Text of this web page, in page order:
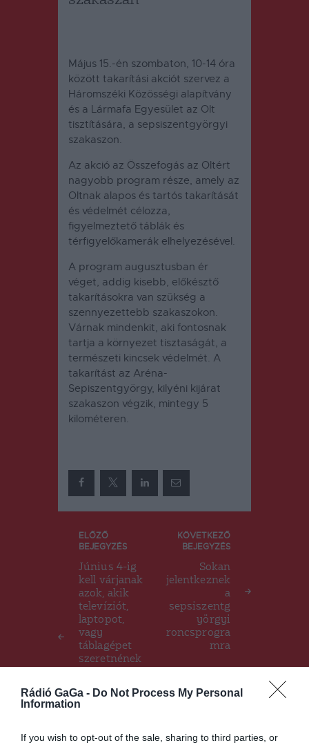
Rádió GaGa - Do Not Process My Personal
Information
If you wish to opt-out of the sale, sharing to third parties, or
Május 15.-én szombaton, 10-14 óra
között takarítási akciót szervez a
Háromszéki Közösségi alapítvány
és a Lármafa Egyesület az Olt
tisztítására, a sepsiszentgyörgyi
szakaszon.
Az akció az Összefogás az Oltért
nagyobb program része, amely az
Oltnak alapos és tartós takarítását
és védelmét célozza,
figyelmeztető táblák és
térfigyelőkamerák elhelyezésével.
A program augusztusban ér
véget, addig kisebb, előkésztő
takarításokra van szükség a
szennyezettebb szakaszokon.
Várnak mindenkit, aki fontosnak
tartja a környezet tisztaságát, a
természeti kincsek védelmét. A
takarítást az Aréna-
Sepiszentgyörgy, kilyéni kijárat
szakaszon végzik, mintegy 5
kilométeren.
Bejegyzés
navigáció
ELŐZŐ
BEJEGYZÉS
Június 4-ig
kell várjanak
azok, akik
televíziót,
laptopot,
vagy
táblagépet
szeretnének
gépek
keretében
KÖVETKEZŐ
BEJEGYZÉS
Sokan
jelentkeznek
a
sepsiszentg
yörgyi
roncsprogra
mra